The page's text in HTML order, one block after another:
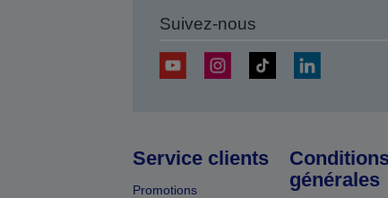
Suivez-nous
Service clients
Promotions
générales